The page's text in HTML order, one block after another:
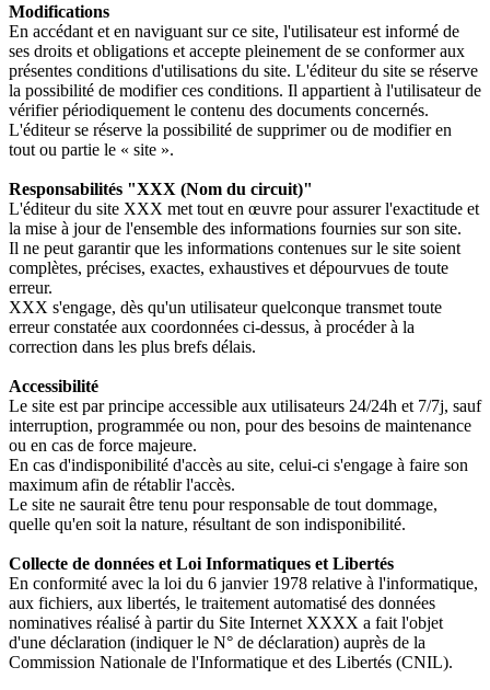
Modifications
En accédant et en naviguant sur ce site, l'utilisateur est informé de
ses droits et obligations et accepte pleinement de se conformer aux
présentes conditions d'utilisations du site. L'éditeur du site se réserve
la possibilité de modifier ces conditions. Il appartient à l'utilisateur de
vérifier périodiquement le contenu des documents concernés.
L'éditeur se réserve la possibilité de supprimer ou de modifier en
tout ou partie le « site ».
Responsabilités "XXX (Nom du circuit)"
L'éditeur du site XXX met tout en œuvre pour assurer l'exactitude et
la mise à jour de l'ensemble des informations fournies sur son site.
Il ne peut garantir que les informations contenues sur le site soient
complètes, précises, exactes, exhaustives et dépourvues de toute
erreur.
XXX s'engage, dès qu'un utilisateur quelconque transmet toute
erreur constatée aux coordonnées ci-dessus, à procéder à la
correction dans les plus brefs délais.
Accessibilité
Le site est par principe accessible aux utilisateurs 24/24h et 7/7j, sauf
interruption, programmée ou non, pour des besoins de maintenance
ou en cas de force majeure.
En cas d'indisponibilité d'accès au site, celui-ci s'engage à faire son
maximum afin de rétablir l'accès.
Le site ne saurait être tenu pour responsable de tout dommage,
quelle qu'en soit la nature, résultant de son indisponibilité.
Collecte de données et Loi Informatiques et Libertés
En conformité avec la loi du 6 janvier 1978 relative à l'informatique,
aux fichiers, aux libertés, le traitement automatisé des données
nominatives réalisé à partir du Site Internet XXXX a fait l'objet
d'une déclaration (indiquer le N° de déclaration) auprès de la
Commission Nationale de l'Informatique et des Libertés (CNIL).